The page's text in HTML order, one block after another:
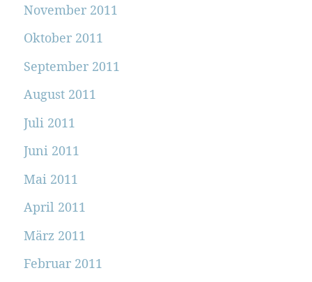
November 2011
Oktober 2011
September 2011
August 2011
Juli 2011
Juni 2011
Mai 2011
April 2011
März 2011
Februar 2011